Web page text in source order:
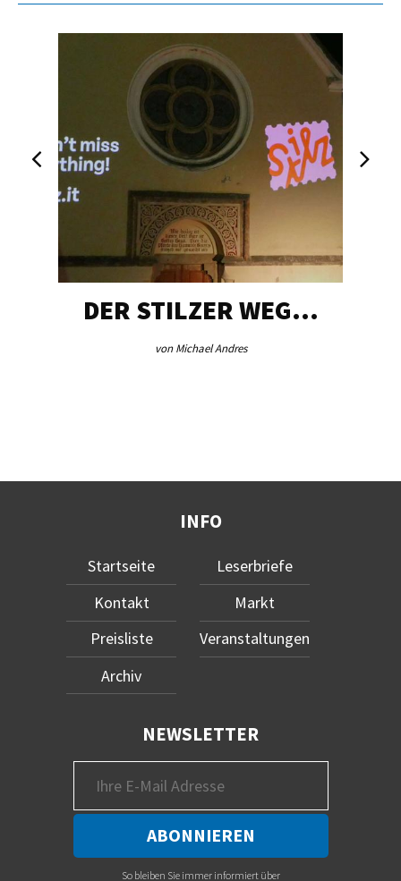
DER STILZER WEG…
von Michael Andres
INFO
Startseite
Kontakt
Preisliste
Archiv
Leserbriefe
Markt
Veranstaltungen
NEWSLETTER
So bleiben Sie immer informiert über